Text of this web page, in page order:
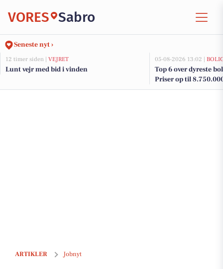
VORES Sabro
Seneste nyt ›
12 timer siden | VEJRET
Lunt vejr med bid i vinden
05-08-2026 13:02 |
Top 6 over dyreste
Priser op til
ARTIKLER Jobnyt
Engageret rotationsvikar til socialpædagogisk opholdssted for unge